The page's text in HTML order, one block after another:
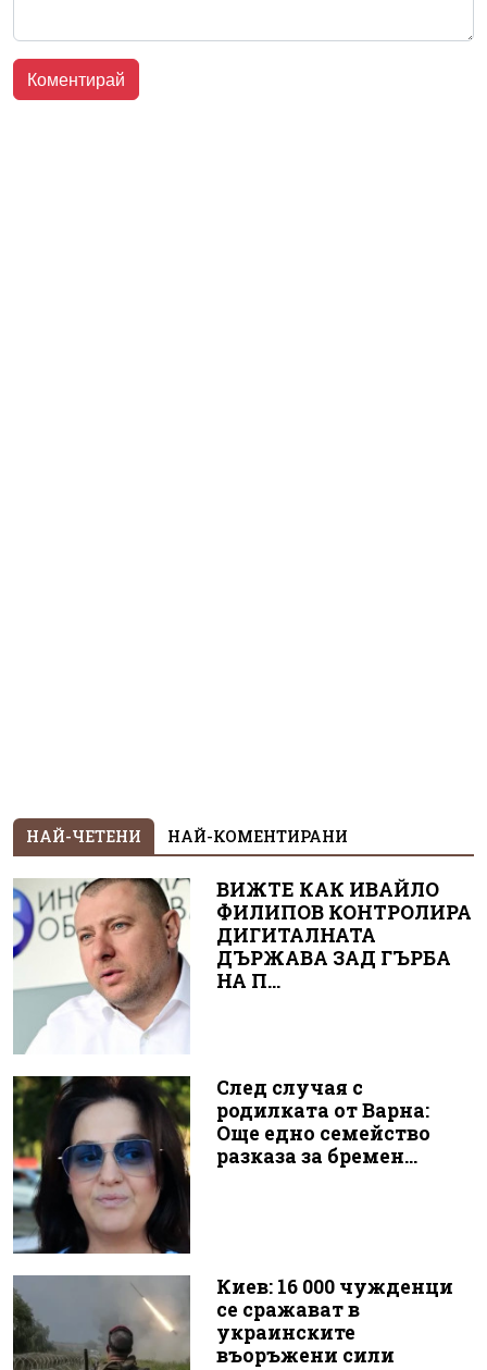
НАЙ-ЧЕТЕНИ НАЙ-КОМЕНТИРАНИ
ВИЖТЕ КАК ИВАЙЛО
ФИЛИПОВ КОНТРОЛИРА
ДИГИТАЛНАТА
ДЪРЖАВА ЗАД ГЪРБА
НА П...
След случая с
родилката от Варна:
Още едно семейство
разказа за бремен...
Киев: 16 000 чужденци
се сражават в
украинските
въоръжени сили